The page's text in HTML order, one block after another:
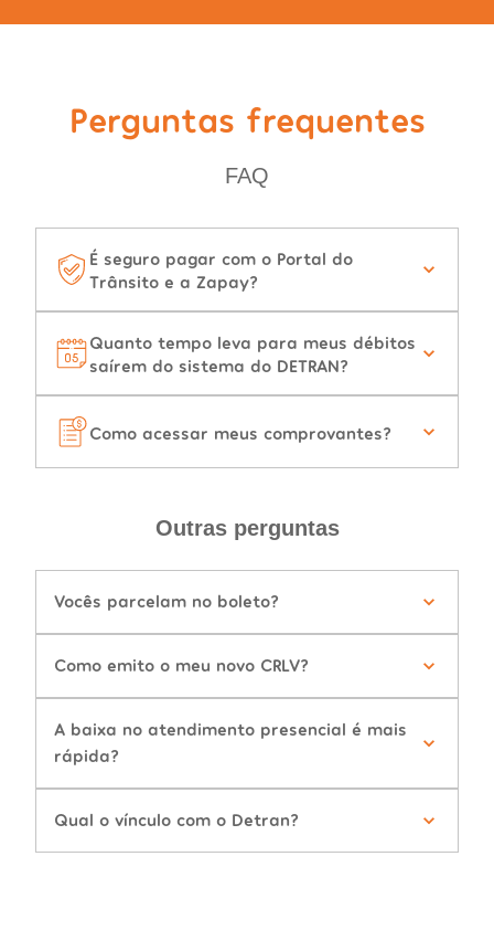
Perguntas frequentes
FAQ
É seguro pagar com o Portal do
Trânsito e a Zapay?
Quanto tempo leva para meus débitos
saírem do sistema do DETRAN?
Como acessar meus comprovantes?
Outras perguntas
Vocês parcelam no boleto?
Como emito o meu novo CRLV?
A baixa no atendimento presencial é mais
rápida?
Qual o vínculo com o Detran?